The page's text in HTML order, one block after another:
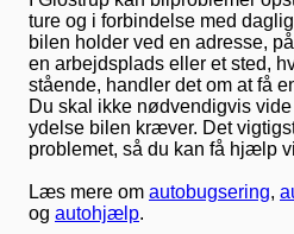
ture og i forbindelse med
bilen holder ved en adresse,
en arbejdsplads eller et sted,
stående, handler det om at få
Du skal ikke nødvendigvis
ydelse bilen kræver. Det
problemet, så du kan få hjælp
Læs mere om autobugsering,
og autohjælp.